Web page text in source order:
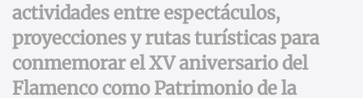
actividades entre espectáculos,
proyecciones y rutas turísticas para
conmemorar el XV aniversario del
Flamenco como Patrimonio de la